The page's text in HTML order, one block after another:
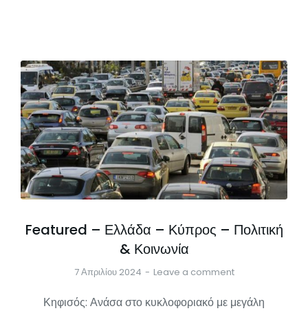
Featured – Ελλάδα – Κύπρος – Πολιτική
& Κοινωνία
7 Απριλίου 2024 Leave a comment
Κηφισός: Ανάσα στο κυκλοφοριακό με μεγάλη